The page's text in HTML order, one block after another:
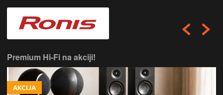
Premium industrijski dizajn.
AKCIJA